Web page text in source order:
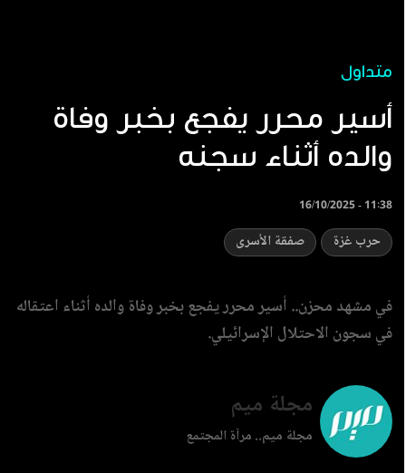
متداول
أسير محرر يفجع بخبر وفاة
والده أثناء سجنه
16/10/2025 - 11:38
حرب غزة صفقة الأسرى
في مشهد محزن.. أسير محرر يفجع بخبر وفاة والده أثناء اعتقاله
في سجون الاحتلال الإسرائيلي.
مجلة ميم
مجلة ميم.. مرآة المجتمع